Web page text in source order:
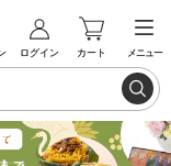
ログイン カート メニュー